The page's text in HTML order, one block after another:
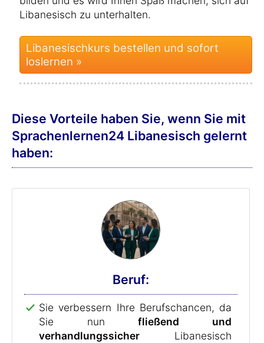
Libanesisch zu unterhalten.
Libanesischkurs bestellen und sofort
loslernen »
Diese Vorteile haben Sie, wenn Sie mit
Sprachenlernen24 Libanesisch gelernt
haben:
Beruf:
Sie verbessern Ihre Berufschancen, da
Sie nunfließend und
verhandlungssicher Libanesisch